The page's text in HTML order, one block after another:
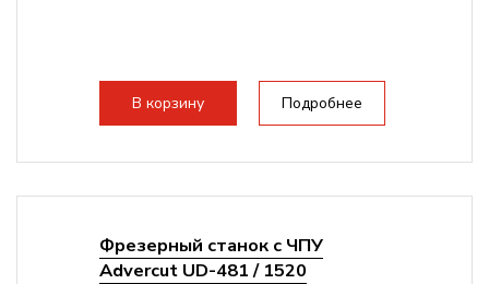
В корзину Подробнее
Фрезерный станок с ЧПУ
Advercut UD-481 / 1520